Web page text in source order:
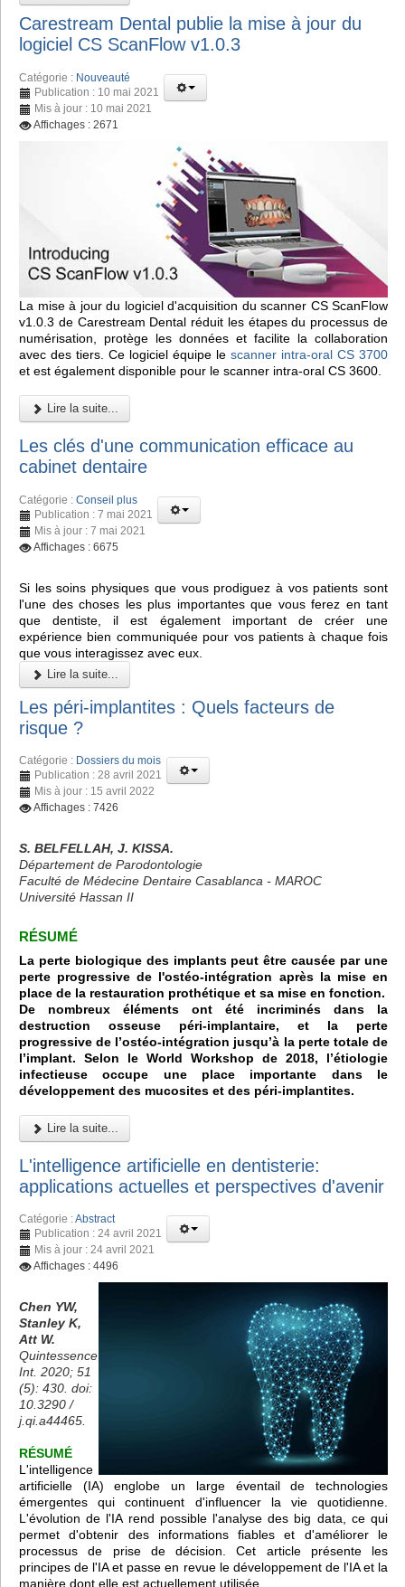
Carestream Dental publie la mise à jour du
logiciel CS ScanFlow v1.0.3
Catégorie : Nouveauté
Publication : 10 mai 2021
Mis à jour : 10 mai 2021
Affichages : 2671
La mise à jour du logiciel d'acquisition du scanner CS ScanFlow
v1.0.3 de Carestream Dental réduit les étapes du processus de
numérisation, protège les données et facilite la collaboration
avec des tiers. Ce logiciel équipe le scanner intra-oral CS 3700
et est également disponible pour le scanner intra-oral CS 3600.
Lire la suite...
Les clés d'une communication efficace au
cabinet dentaire
Catégorie : Conseil plus
Publication : 7 mai 2021
Mis à jour : 7 mai 2021
Affichages : 6675
Si les soins physiques que vous prodiguez à vos patients sont
l'une des choses les plus importantes que vous ferez en tant
que dentiste, il est également important de créer une
expérience bien communiquée pour vos patients à chaque fois
que vous interagissez avec eux.
Lire la suite...
Les péri-implantites : Quels facteurs de
risque ?
Catégorie : Dossiers du mois
Publication : 28 avril 2021
Mis à jour : 15 avril 2022
Affichages : 7426
S. BELFELLAH, J. KISSA.
Département de Parodontologie
Faculté de Médecine Dentaire Casablanca - MAROC
Université Hassan II
RÉSUMÉ
La perte biologique des implants peut être causée par une
perte progressive de l'ostéo-intégration après la mise en
place de la restauration prothétique et sa mise en fonction.
De nombreux éléments ont été incriminés dans la
destruction osseuse péri-implantaire, et la perte
progressive de l’ostéo-intégration jusqu’à la perte totale de
l’implant. Selon le World Workshop de 2018, l’étiologie
infectieuse occupe une place importante dans le
développement des mucosites et des péri-implantites.
Lire la suite...
L'intelligence artificielle en dentisterie:
applications actuelles et perspectives d'avenir
Catégorie :Abstract
Publication : 24 avril 2021
Mis à jour : 24 avril 2021
Affichages : 4496
Chen YW,
Stanley K,
Att W.
Quintessence
Int. 2020; 51
(5): 430. doi:
10.3290 /
j.qi.a44465.
RÉSUMÉ
L'intelligence
artificielle (IA) englobe un large éventail de technologies
émergentes qui continuent d'influencer la vie quotidienne.
L'évolution de l'IA rend possible l'analyse des big data, ce qui
permet d'obtenir des informations fiables et d'améliorer le
processus de prise de décision. Cet article présente les
principes de l'IA et passe en revue le développement de l'IA et la
manière dont elle est actuellement utilisée.